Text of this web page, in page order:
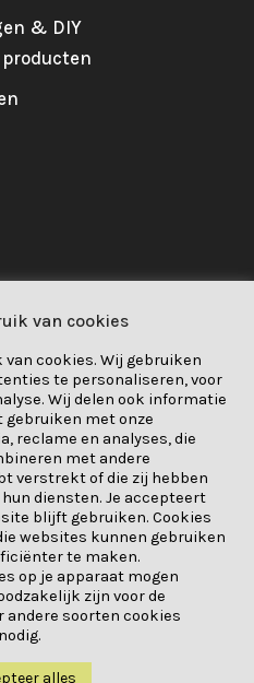
& DIY
/
gefinancierd door
en
Horizon
Unie onder
nr. 841850.
van cookies
cookies. Wij gebruiken
te personaliseren, voor
Wij delen ook informatie
met onze
reclame en analyses, die
met andere
verstrekt of die zij hebben
diensten. Je accepteert
blijft gebruiken. Cookies
websites kunnen gebruiken
te maken.
op je apparaat mogen
zijn voor de
andere soorten cookies
alles